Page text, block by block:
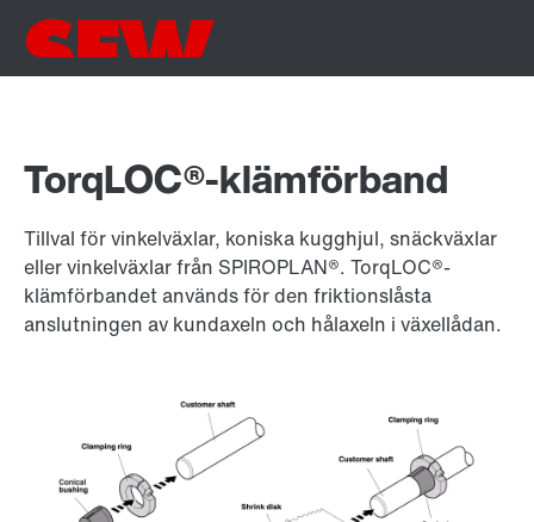
TorqLOC®-klämförband
Tillval för vinkelväxlar, koniska kugghjul, snäckväxlar
eller vinkelväxlar från SPIROPLAN®. TorqLOC®-
klämförbandet används för den friktionslåsta
anslutningen av kundaxeln och hålaxeln i växellådan.